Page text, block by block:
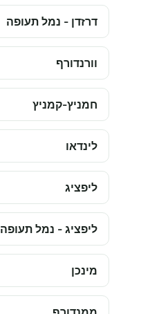
דרזדן - נמל תעופה
וורנדורף
חמניץ-קמניץ
לינדאו
ליפציג
ליפציג - נמל תעופה
מינכן